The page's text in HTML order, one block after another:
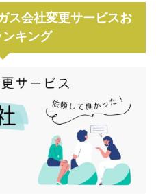
ス会社変更サービスお
キング